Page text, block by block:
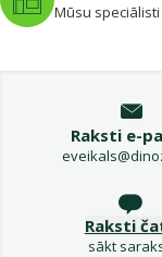
Mūsu
Raksti e-
Raksti
sākt